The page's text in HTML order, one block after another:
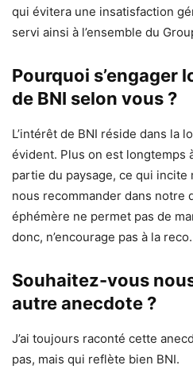
qui évitera une insatisfaction
servi ainsi à l’ensemble du
Pourquoi s’engager
de BNI selon vous ?
L’intérêt de BNI réside dans la
évident. Plus on est longtemps
partie du paysage, ce qui
nous recommander dans notre
éphémère ne permet pas de
donc, n’encourage pas à la reco.
Souhaitez-vous
autre anecdote ?
J’ai toujours raconté cette
pas, mais qui reflète bien BNI.